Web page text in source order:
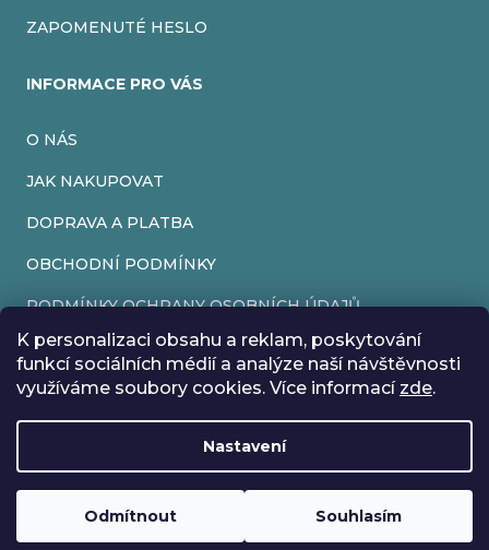
K personalizaci obsahu a reklam, poskytování
funkcí sociálních médií a analýze naší návštěvnosti
využíváme soubory cookies. Více informací zde.
Nastavení
Odmítnout Souhlasím
Rádi bychom vás informovali, že od 17. 7. do 24. 7. včetně
máme z důvodu dovolené zavřeno. Všechny objednávky
budou vyřízeny co nejdříve od 27. 7. :) Přejeme vám krásné
ZAPOMENUTÉ HESLO
INFORMACE PRO VÁS
O NÁS
JAK NAKUPOVAT
DOPRAVA A PLATBA
OBCHODNÍ PODMÍNKY
PODMÍNKY OCHRANY OSOBNÍCH ÚDAJŮ
VRÁCENÍ ZBOŽÍ
REKLAMACE
Vytvořil Shoptet
Copyright 2026EveryRetroGame. Všechna práva vyhrazena.
Upravit nastavení cookies
Loading